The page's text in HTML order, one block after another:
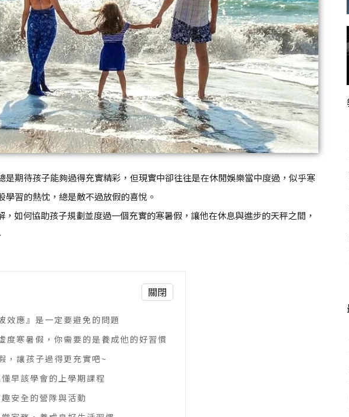
班
是期待孩子能夠過得充實精彩，但現實中卻往往是在休閒娛樂當中度過，似乎寒
學習的熱忱，總是敵不過放假的喜悅。
，如何協助孩子規劃並度過一個充實的寒暑假，讓他在休息與進步的天秤之間，
關閉
效應』是一定要避免的問題
度寒暑假，你需要的是養成他的好習慣
，讓孩子過得更充實吧~
早該學會的上學期課程
安全的營隊與活動